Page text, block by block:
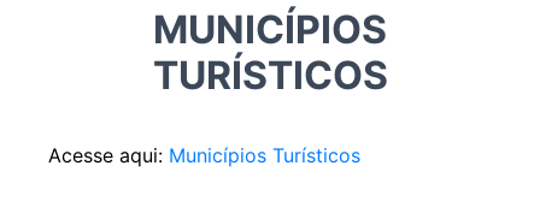
MUNICÍPIOS
TURÍSTICOS
Acesse aqui: Municípios Turísticos